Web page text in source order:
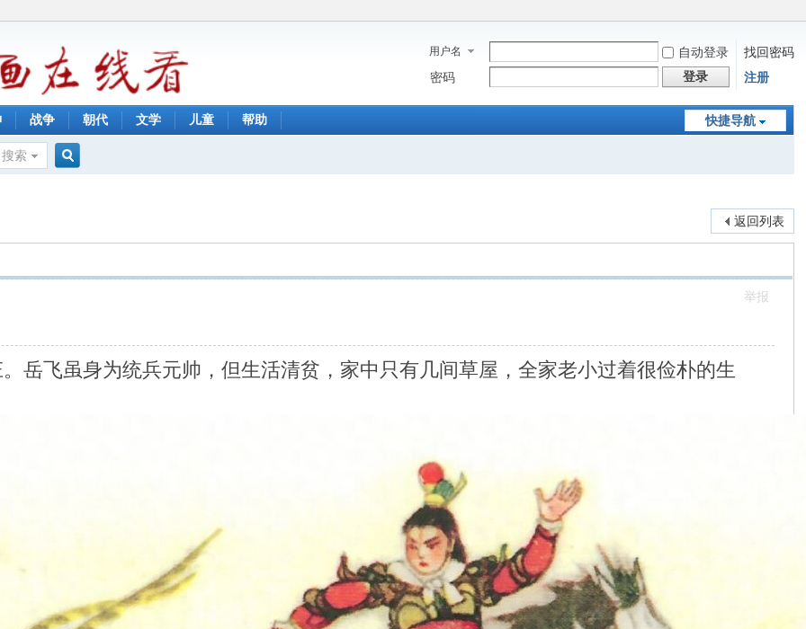
用户名 自动登录
找回密码
密码
登录 注册
快捷导航
战争 朝代 文学 儿童 帮助
搜索
返回列表
举报
岳飞虽身为统兵元帅，但生活清贫，家中只有几间草屋，全家老小过着很俭朴的生